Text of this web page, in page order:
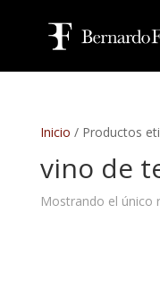
Inicio / Productos
vino de
Mostrando el único